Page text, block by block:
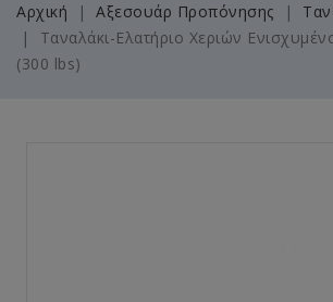
Αρχική Αξεσουάρ Προπόνησης
Ταναλάκι-Ελατήριο Χεριών
(300 lbs)